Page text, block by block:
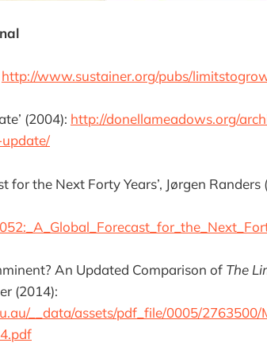
http://www.sustainer.org/pubs/
(2004): http://donellameadows.org/
for the Next Forty Years’, Jørgen Randers
An Updated Comparison of The
(2014):
__data/assets/pdf_file/0005/2763500/